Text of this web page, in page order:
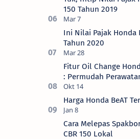
150 Tahun 2019
Ini Nilai Pajak Honda
Tahun 2020
Fitur Oil Change
: Permudah
Harga Honda BeAT
Cara Melepas
CBR 150 Lokal